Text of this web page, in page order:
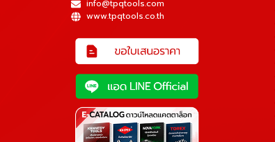
info@tpqtools.com
www.tpqtools.co.th